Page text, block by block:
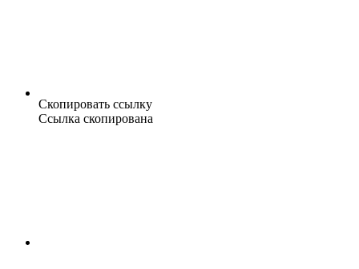
Скопировать ссылку
Ссылка скопирована